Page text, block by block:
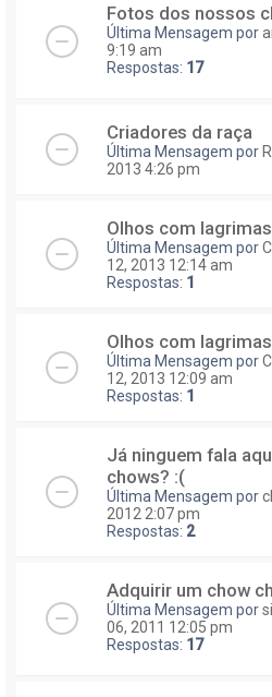
Fotos dos nossos
Última Mensagem por
9:19 am
Respostas: 17
Criadores da raça
Última Mensagem por
2013 4:26 pm
Olhos com
Última Mensagem por
12, 2013 12:14 am
Respostas: 1
Olhos com
Última Mensagem por
12, 2013 12:09 am
Respostas: 1
Já ninguem fala
chows? :(
Última Mensagem por
2012 2:07 pm
Respostas: 2
Adquirir um chow
Última Mensagem por
06, 2011 12:05 pm
Respostas: 17